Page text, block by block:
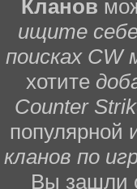
Кланов
ищите
поисках CW
хотите
Counter
кланов по
Вы зашли